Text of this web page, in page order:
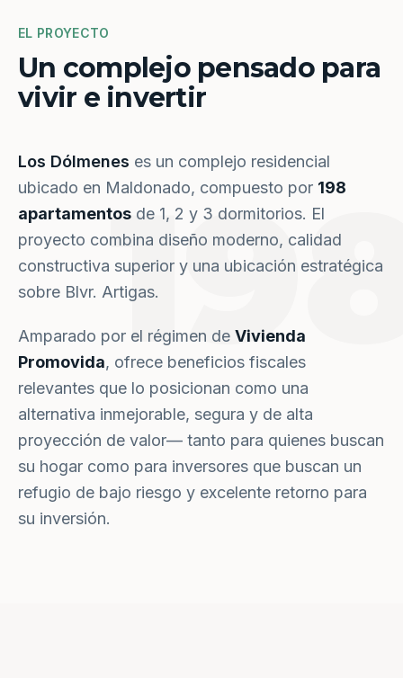
EL PROYECTO
Un complejo pensado para
vivir e invertir
Los Dólmenes es un complejo residencial
ubicado en Maldonado, compuesto por 198
apartamentos de 1, 2 y 3 dormitorios. El
proyecto combina diseño moderno, calidad
constructiva superior y una ubicación estratégica
sobre Blvr. Artigas.
Amparado por el régimen de Vivienda
Promovida, ofrece beneficios fiscales
relevantes que lo posicionan como una
alternativa inmejorable, segura y de alta
proyección de valor— tanto para quienes buscan
su hogar como para inversores que buscan un
refugio de bajo riesgo y excelente retorno para
su inversión.